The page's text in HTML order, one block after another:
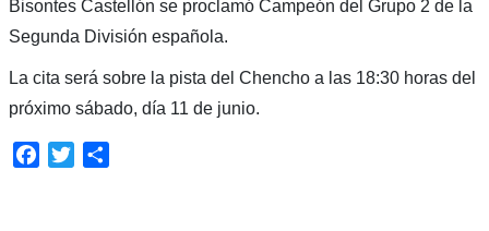
Bisontes Castellón se proclamó Campeón del Grupo 2 de la
Segunda División española.
La cita será sobre la pista del Chencho a las 18:30 horas del
próximo sábado, día 11 de junio.
Facebook
Twitter